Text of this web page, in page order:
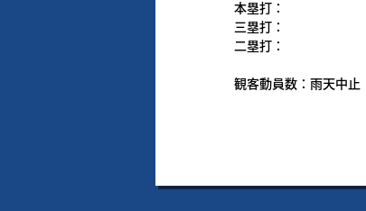
本塁打：
三塁打：
二塁打：
観客動員数：雨天中止